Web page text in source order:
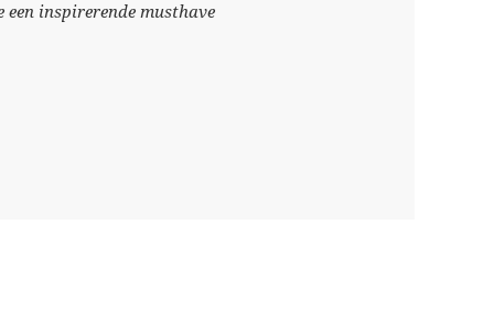
een inspirerende musthave